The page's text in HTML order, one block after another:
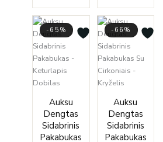
-65%
Auksu
Dengtas
Sidabrinis
Pakabukas
was:
€160.00.
is:
€56.00.
-66%
Auksu
Dengtas
Sidabrinis
Pakabukas
was:
is: